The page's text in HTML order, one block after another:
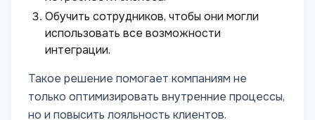
Обучить сотрудников, чтобы они могли
использовать все возможности
интеграции.
Такое решение помогает компаниям не
только оптимизировать внутренние процессы,
но и повысить лояльность клиентов.